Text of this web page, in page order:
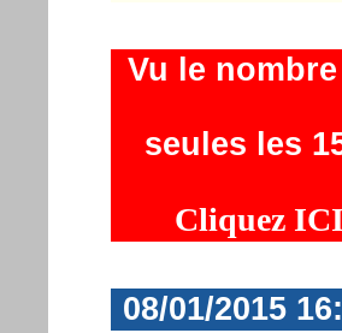
Vu le
seules les
Cliquez
08/01/2015